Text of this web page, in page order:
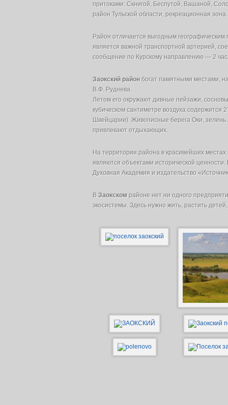
притоками: Скнигой, Беспутой, Вашаной,
район Тульской области, рекреационная зона.
Район отличается выгодным
является важной транспортной артерией,
сообщение по Курскому направлению — 2
Заокский район богат памятными местами,
В.Ф. Руднева.
Летом его окружают дивные пейзажи,
кубическом сантиметре воздуха содержится
Швейцарии). Живописные берега Оки, зелень
привлекают отдыхающих.
На территории района в красивейших
являются объектами исторической
Духовная Академия и издательство
В Заокском районе нет ни одного
экосистемы. Здесь нужно жить, растить